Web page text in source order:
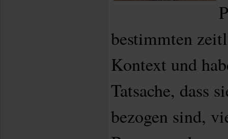
bestimmten
Kontext und
Tatsache, dass
bezogen sind,